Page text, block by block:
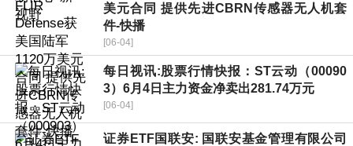
美元合同 提供先进CBRN传感器无人机套
件-快播
[06-04]
每日视讯:股票行情快报：ST云动（00090
3）6月4日主力资金净卖出281.74万元
[06-04]
证券ETF国联安: 国联安基金管理有限公司